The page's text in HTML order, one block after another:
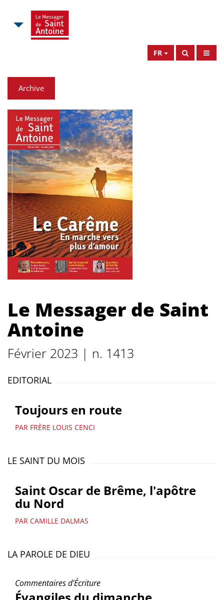
FR
Archive
Le Messager de Saint
Antoine
Février 2023 | n. 1413
EDITORIAL
Toujours en route
PAR FRÈRE LOUIS CENCI
LE SAINT DU MOIS
Saint Oscar de Brême, l'apôtre
du Nord
PAR CAMILLE DALMAS
LA PAROLE DE DIEU
Commentaires d'Écriture